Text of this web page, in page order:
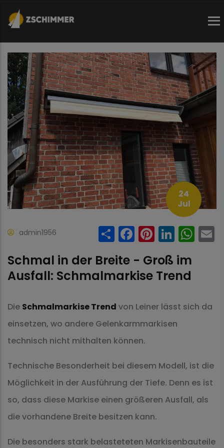
Direkt
zum
Inhalt
24
Jul
admin1956 Share
Facebook
Schmal in der Breite - Groß im
Ausfall: Schmalmarkise Trend
Die Schmalmarkise Trend von Leiner lässt sich da
einsetzen, wo andere Gelenkarmmarkisen
technisch nicht mithalten können.
Technische Besonderheit bei diesem Modell, ist die
Möglichkeit in der Ausführung der Tiefe. Denn es ist
so, dass diese Markise einen größeren Ausfall, als
die vorhandene Breite besitzen kann.
Die besonders stark belasteteten Markisenbauteile